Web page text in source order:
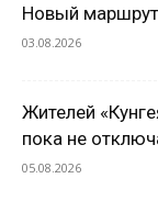
Новый
03.08.2026
Жителей
пока не
05.08.2026